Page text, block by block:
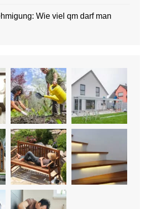
Wie viel qm darf man